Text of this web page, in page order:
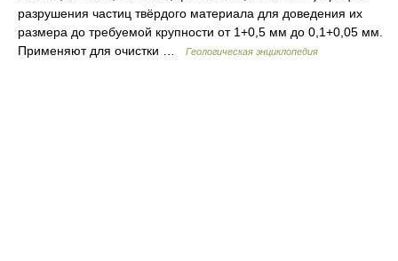
разрушения частиц твёрдого материала для доведения их
размера до требуемой крупности от 1+0,5 мм до 0,1+0,05 мм.
Применяют для очистки …
Геологическая энциклопедия